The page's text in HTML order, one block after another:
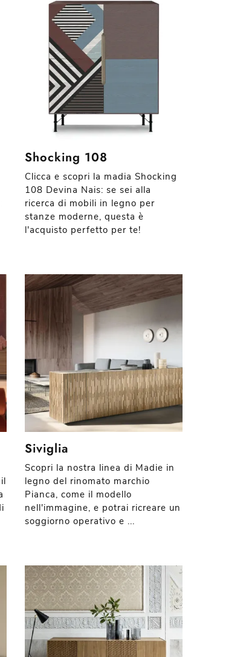
Shocking 108
Clicca e scopri la madia Shocking
108 Devina Nais: se sei alla
ricerca di mobili in legno per
stanze moderne, questa è
l'acquisto perfetto per te!
Siviglia
Scopri la nostra linea di Madie in
legno del rinomato marchio
Pianca, come il modello
nell'immagine, e potrai ricreare un
soggiorno operativo e ...